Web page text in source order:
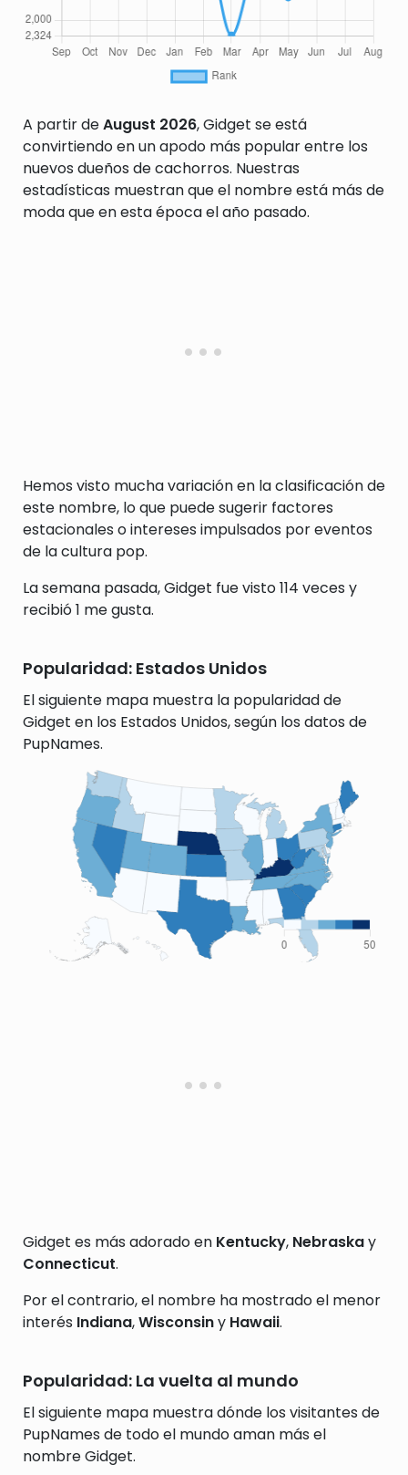
A partir deAugust 2026, Gidget se está
convirtiendo en un apodo más popular entre los
nuevos dueños de cachorros. Nuestras
estadísticas muestran que el nombre está más de
moda que en esta época el año pasado.
Hemos visto mucha variación en la clasificación de
este nombre, lo que puede sugerir factores
estacionales o intereses impulsados por eventos
de la cultura pop.
La semana pasada, Gidget fue visto 114 veces y
recibió 1 me gusta.
Popularidad: Estados Unidos
El siguiente mapa muestra la popularidad de
Gidget en los Estados Unidos, según los datos de
PupNames.
Gidget es más adorado en Kentucky, Nebraskay
Connecticut.
Por el contrario, el nombre ha mostrado el menor
interés Indiana,Wisconsiny Hawaii.
Popularidad: La vuelta al mundo
El siguiente mapa muestra dónde los visitantes de
PupNames de todo el mundo aman más el
nombre Gidget.